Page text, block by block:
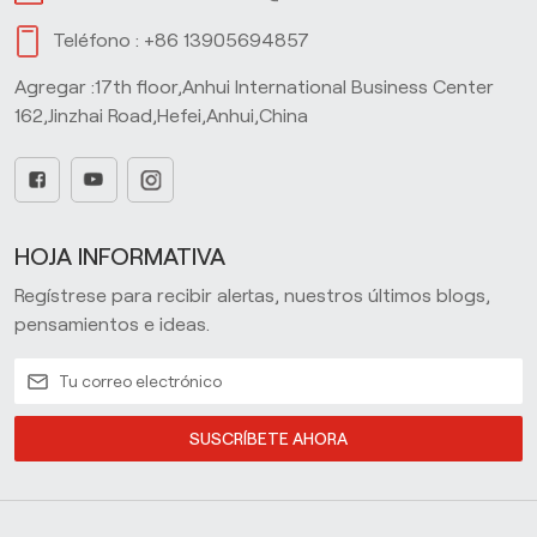
Teléfono : +86 13905694857
Agregar :17th floor,Anhui International Business Center
162,Jinzhai Road,Hefei,Anhui,China
HOJA INFORMATIVA
Regístrese para recibir alertas, nuestros últimos blogs,
pensamientos e ideas.
SUSCRÍBETE AHORA